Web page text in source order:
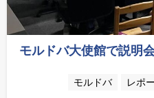
モルドバ大使館で説明
モルドバ レポ